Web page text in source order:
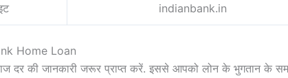
indianbank.in
Home Loan
दर की जानकारी जरूर प्राप्त करें. इससे आपको लोन के भुगतान के